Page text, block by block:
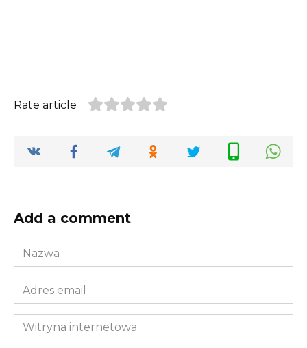
Rate article
Add a comment
Nazwa
*
Adres
email
*Witryna
internetowa